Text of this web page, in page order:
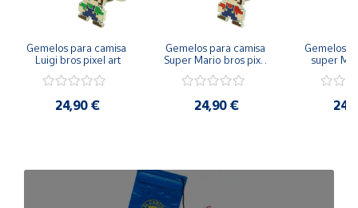
Gemelos para camisa
Luigi bros pixel art
24,90 €
Gemelos para camisa
Super Mario bros pixel
24,90 €
Gemelos
super